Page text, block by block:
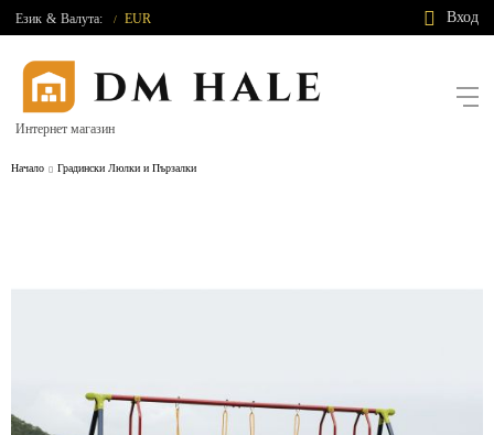
Език & Валута: / EUR Вход
Интернет магазин
Начало Градински Люлки и Пързалки